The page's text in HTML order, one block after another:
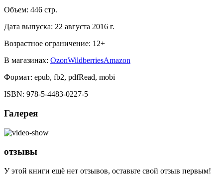
Объем: 446 стр.
Дата выпуска: 22 августа 2016 г.
Возрастное ограничение: 12+
В магазинах: OzonWildberriesAmazon
Формат: epub, fb2, pdfRead, mobi
ISBN: 978-5-4483-0227-5
Галерея
отзывы
У этой книги ещё нет отзывов, оставьте свой отзыв первым!